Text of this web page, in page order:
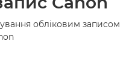
обліковим записом